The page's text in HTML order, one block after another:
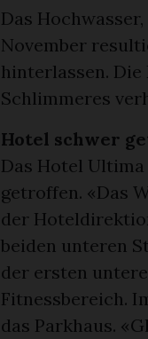
Das
November
hinterlassen.
Schlimmeres
Hotel schwer
Das Hotel
getroffen. «Das
der
beiden unteren
der ersten
Fitnessbereich.
das Parkhaus.